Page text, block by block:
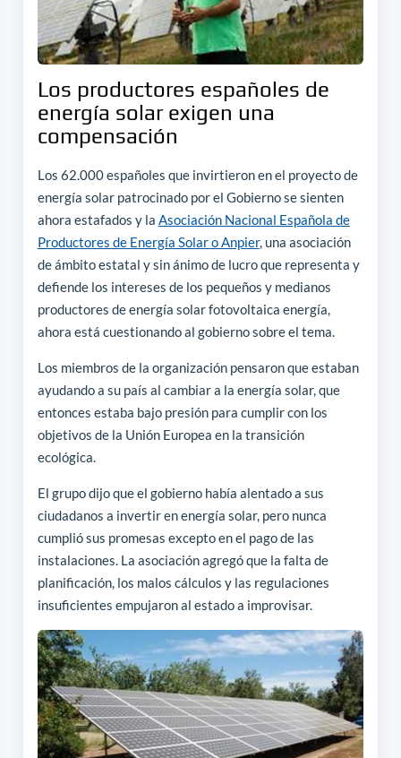
Los productores españoles de
energía solar exigen una
compensación
Los 62.000 españoles que invirtieron en el proyecto de
energía solar patrocinado por el Gobierno se sienten
ahora estafados y la Asociación Nacional Española de
Productores de Energía Solar o Anpier, una asociación
de ámbito estatal y sin ánimo de lucro que representa y
defiende los intereses de los pequeños y medianos
productores de energía solar fotovoltaica energía,
ahora está cuestionando al gobierno sobre el tema.
Los miembros de la organización pensaron que estaban
ayudando a su país al cambiar a la energía solar, que
entonces estaba bajo presión para cumplir con los
objetivos de la Unión Europea en la transición
ecológica.
El grupo dijo que el gobierno había alentado a sus
ciudadanos a invertir en energía solar, pero nunca
cumplió sus promesas excepto en el pago de las
instalaciones. La asociación agregó que la falta de
planificación, los malos cálculos y las regulaciones
insuficientes empujaron al estado a improvisar.